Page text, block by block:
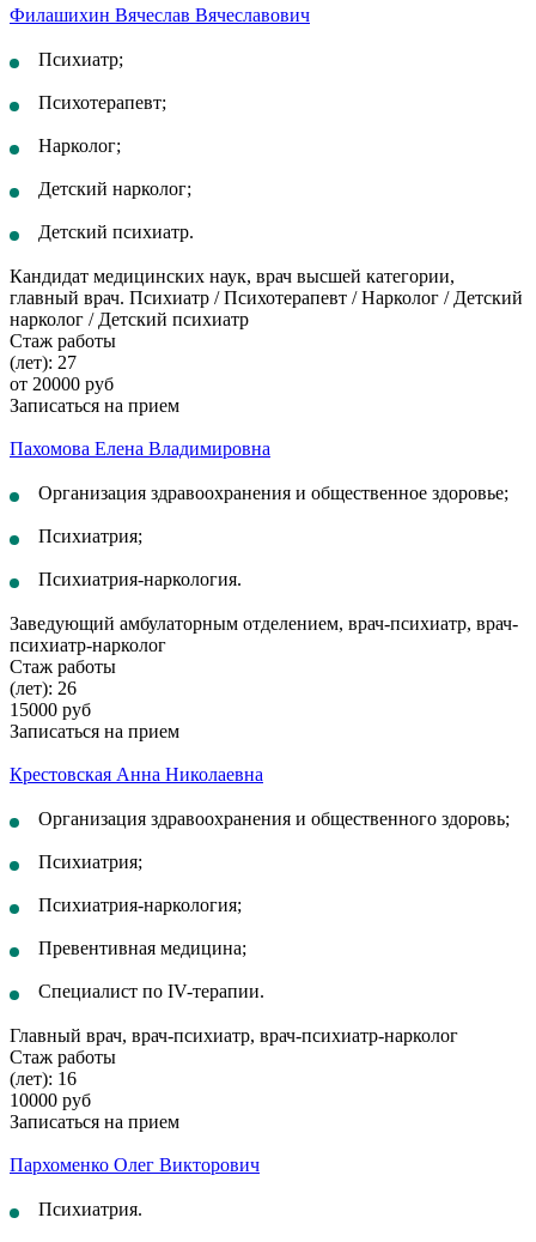
Филашихин Вячеслав Вячеславович
Психиатр;
Психотерапевт;
Нарколог;
Детский нарколог;
Детский психиатр.
Кандидат медицинских наук, врач высшей категории,
главный врач. Психиатр / Психотерапевт / Нарколог / Детский
нарколог / Детский психиатр
Стаж работы
(лет): 27
от 20000 руб
Записаться на прием
Пахомова Елена Владимировна
Организация здравоохранения и общественное здоровье;
Психиатрия;
Психиатрия-наркология.
Заведующий амбулаторным отделением, врач-психиатр, врач-
психиатр-нарколог
Стаж работы
(лет): 26
15000 руб
Записаться на прием
Крестовская Анна Николаевна
Организация здравоохранения и общественного здоровь;
Психиатрия;
Психиатрия-наркология;
Превентивная медицина;
Специалист по IV-терапии.
Главный врач, врач-психиатр, врач-психиатр-нарколог
Стаж работы
(лет): 16
10000 руб
Записаться на прием
Пархоменко Олег Викторович
Психиатрия.